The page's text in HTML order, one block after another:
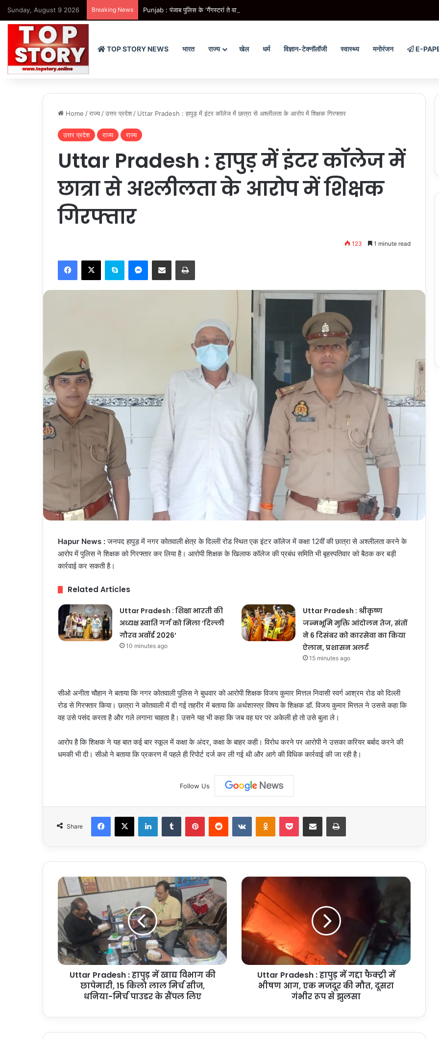
Sunday, August 9 2026 Breaking News Punjab : पंजाब पुलिस के ‘गैंगस्टरां ते वार’ अभियान ने संगठित अपराध के विरुद्ध निरंतर कार्रवाई के 200 दिन पूरे किए
TOP STORY NEWS भारत राज्य खेल धर्म विज्ञान-टेक्नॉलॉजी स्वास्थ्य मनोरंजन E-
Home /राज्य /उत्तर प्रदेश / Uttar Pradesh : हापुड़ में इंटर कॉलेज में छात्रा से अश्लीलता के आरोप में शिक्षक गिरफ्तार
उत्तर प्रदेश राज्य राज्य
Uttar Pradesh : हापुड़ में इंटर कॉलेज में
छात्रा से अश्लीलता के आरोप में शिक्षक
गिरफ्तार
123 1 minute read
Facebook
X Skype Messenger
Share via Email Print
Hapur News :जनपद हापुड़ में नगर कोतवाली क्षेत्र के दिल्ली रोड स्थित एक इंटर कॉलेज में कक्षा 12वीं की छात्रा से अश्लीलता करने के
आरोप में पुलिस ने शिक्षक को गिरफ्तार कर लिया है। आरोपी शिक्षक के खिलाफ कॉलेज की प्रबंध समिति भी बृहस्पतिवार को बैठक कर बड़ी
कार्रवाई कर सकती है।
Related Articles
Uttar Pradesh : शिक्षा भारती की
अध्यक्ष स्वाति गर्ग को मिला ‘दिल्ली
गौरव अवॉर्ड 2026’
10 minutes ago
Uttar Pradesh : श्रीकृष्ण
जन्मभूमि मुक्ति आंदोलन तेज, संतों
ने 6 दिसंबर को कारसेवा का किया
ऐलान, प्रशासन अलर्ट
15 minutes ago
सीओ अनीता चौहान ने बताया कि नगर कोतवाली पुलिस ने बुधवार को आरोपी शिक्षक विजय कुमार मित्तल निवासी स्वर्ग आश्रम रोड को दिल्ली
रोड से गिरफ्तार किया। छात्रा ने कोतवाली में दी गई तहरीर में बताया कि अर्थशास्त्र विषय के शिक्षक डॉ. विजय कुमार मित्तल ने उससे कहा कि
वह उसे पसंद करता है और गले लगाना चाहता है। उसने यह भी कहा कि जब वह घर पर अकेली हो तो उसे बुला ले।
आरोप है कि शिक्षक ने यह बात कई बार स्कूल में कक्षा के अंदर, कक्षा के बाहर कही। विरोध करने पर आरोपी ने उसका करियर बर्बाद करने की
धमकी भी दी। सीओ ने बताया कि प्रकरण में पहले ही रिपोर्ट दर्ज कर ली गई थी और आगे की विधिक कार्रवाई की जा रही है।
Follow Us
Share
Facebook
X LinkedInTumblr PinterestReddit VKontakteOdnoklassniki
Pocket Share via Email Print
Uttar
Pradesh
हापुड़
में
खाद्य
विभाग
की
छापेमारी,
Uttar Pradesh : हापुड़ में खाद्य विभाग की
छापेमारी, 15 किलो लाल मिर्च सीज,
धनिया-मिर्च पाउडर के सैंपल लिए
Uttar
Pradesh
हापुड़
में
गद्दा
फैक्ट्री
भीषण
Uttar Pradesh : हापुड़ में गद्दा फैक्ट्री में
भीषण आग, एक मजदूर की मौत, दूसरा
गंभीर रूप से झुलसा